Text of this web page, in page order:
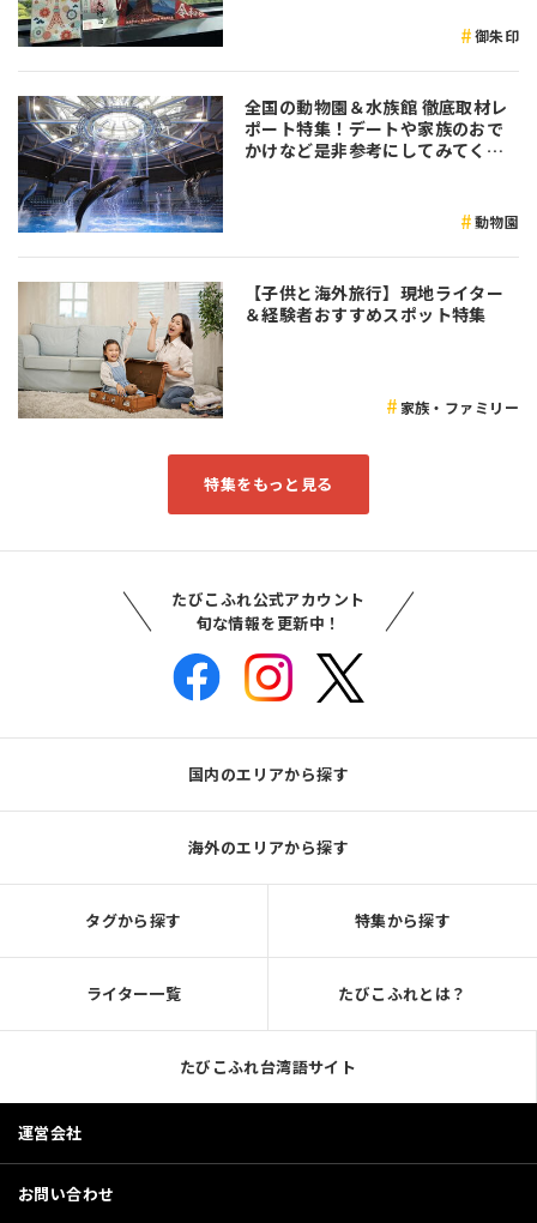
御朱印
全国の動物園＆水族館 徹底取材レ
ポート特集！デートや家族のおで
かけなど是非参考にしてみてくだ
動物園
【子供と海外旅行】現地ライター
＆経験者おすすめスポット特集
家族・ファミリー
特集をもっと見る
たびこふれ公式アカウント
旬な情報を更新中！
国内のエリアから探す
海外のエリアから探す
タグから探す 特集から探す
ライター一覧 たびこふれとは？
たびこふれ台湾語サイト
運営会社
お問い合わせ